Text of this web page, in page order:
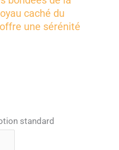
caché du
une sérénité